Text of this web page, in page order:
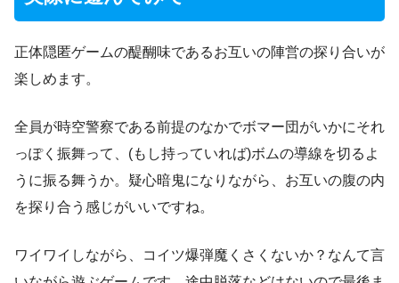
正体隠匿ゲームの醍醐味であるお互いの陣営の探り合いが
楽しめます。
全員が時空警察である前提のなかでボマー団がいかにそれ
っぽく振舞って、(もし持っていれば)ボムの導線を切るよ
うに振る舞うか。疑心暗鬼になりながら、お互いの腹の内
を探り合う感じがいいですね。
ワイワイしながら、コイツ爆弾魔くさくないか？なんて言